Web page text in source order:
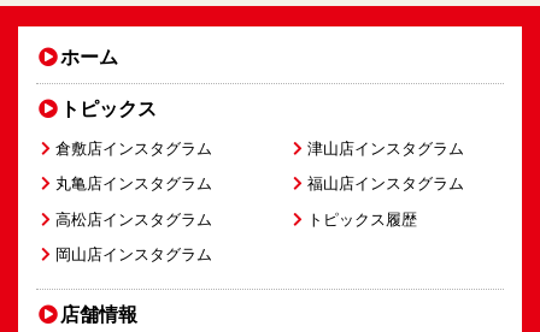
ホーム
トピックス
倉敷店インスタグラム
丸亀店インスタグラム
高松店インスタグラム
岡山店インスタグラム
津山店インスタグラム
福山店インスタグラム
トピックス履歴
店舗情報